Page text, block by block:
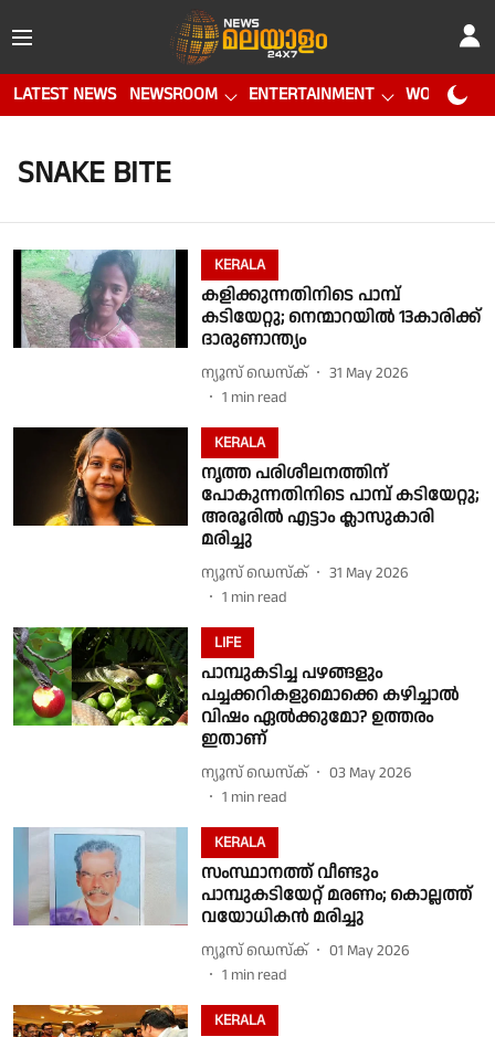
LATEST NEWS NEWSROOM ENTERTAINMENT WORLD CUP
SNAKE BITE
KERALA
കളിക്കുന്നതിനിടെ പാമ്പ്
കടിയേറ്റു; നെന്മാറയിൽ 13കാരിക്ക്
ദാരുണാന്ത്യം
ന്യൂസ് ഡെസ്ക്
31 May 2026
1 min read
KERALA
നൃത്ത പരിശീലനത്തിന്
പോകുന്നതിനിടെ പാമ്പ് കടിയേറ്റു;
അരൂരിൽ എട്ടാം ക്ലാസുകാരി
മരിച്ചു
ന്യൂസ് ഡെസ്ക്
31 May 2026
1 min read
LIFE
പാമ്പുകടിച്ച പഴങ്ങളും
പച്ചക്കറികളുമൊക്കെ കഴിച്ചാൽ
വിഷം ഏൽക്കുമോ? ഉത്തരം
ഇതാണ്
ന്യൂസ് ഡെസ്ക്
03 May 2026
1 min read
KERALA
സംസ്ഥാനത്ത് വീണ്ടും
പാമ്പുകടിയേറ്റ് മരണം; കൊല്ലത്ത്
വയോധികൻ മരിച്ചു
ന്യൂസ് ഡെസ്ക്
01 May 2026
1 min read
KERALA